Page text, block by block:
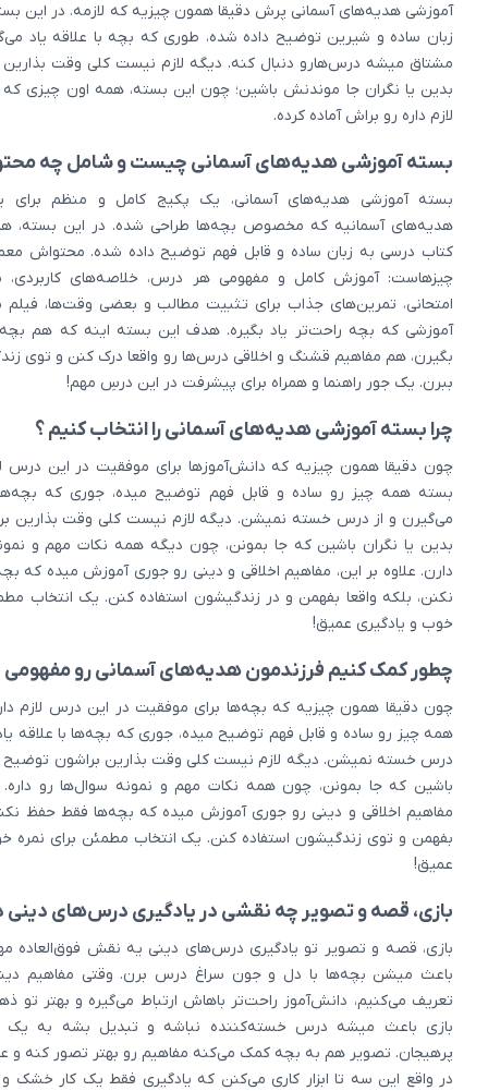
آموزشی هدیه‌های آسمانی پرش دقیقا همون چیزیه که لازمه. در این
زبان ساده و شیرین توضیح داده شده، طوری که بچه با علاقه یاد
مشتاق میشه درس‌هارو دنبال کنه. دیگه لازم نیست کلی وقت
بدین یا نگران جا موندنش باشین؛ چون این بسته، همه اون چیزی
لازم داره رو براش آماده کرده.
بسته آموزشی هدیه‌های آسمانی چیست و شامل چه
بسته آموزشی هدیه‌های آسمانی، یک پکیج کامل و منظم برای
هدیه‌های آسمانیه که مخصوص بچه‌ها طراحی شده. در این بسته،
کتاب درسی به زبان ساده و قابل فهم توضیح داده شده. محتواش
چیزهاست: آموزش کامل و مفهومی هر درس، خلاصه‌های کاربردی،
امتحانی، تمرین‌های جذاب برای تثبیت مطالب و بعضی وقت‌ها، فیلم
آموزشی که بچه راحت‌تر یاد بگیره. هدف این بسته اینه که هم
بگیرن، هم مفاهیم قشنگ و اخلاقی درس‌ها رو واقعا درک کنن و توی
ببرن. یک جور راهنما و همراه برای پیشرفت در این درسِ مهم!
چرا بسته آموزشی هدیه‌های آسمانی را انتخاب کنیم ؟
چون دقیقا همون چیزیه که دانش‌آموزها برای موفقیت در این درس
بسته همه چیز رو ساده و قابل فهم توضیح میده، جوری که بچه‌ها
می‌گیرن و از درس خسته نمیشن. دیگه لازم نیست کلی وقت بذارین
بدین یا نگران باشین که جا بمونن، چون دیگه همه نکات مهم و
دارن. علاوه بر این، مفاهیم اخلاقی و دینی رو جوری آموزش میده که
نکنن، بلکه واقعا بفهمن و در زندگیشون استفاده کنن. یک انتخاب
خوب و یادگیری عمیق!
چطور کمک کنیم فرزندمون هدیه‌های آسمانی رو مفهومی
چون دقیقا همون چیزیه که بچه‌ها برای موفقیت در این درس لازم
همه چیز رو ساده و قابل فهم توضیح میده، جوری که بچه‌ها با علاقه
درس خسته نمیشن. دیگه لازم نیست کلی وقت بذارین براشون توضیح
باشین که جا بمونن، چون همه نکات مهم و نمونه سوال‌ها رو داره.
مفاهیم اخلاقی و دینی رو جوری آموزش میده که بچه‌ها فقط حفظ
بفهمن و توی زندگیشون استفاده کنن. یک انتخاب مطمئن برای نمره
عمیق!
بازی، قصه و تصویر چه نقشی در یادگیری درس‌های دینی
بازی، قصه و تصویر تو یادگیری درس‌های دینی یه نقش فوق‌العاده
باعث میشن بچه‌ها با دل و جون سراغ درس برن. وقتی مفاهیم
تعریف می‌کنیم، دانش‌آموز راحت‌تر باهاش ارتباط می‌گیره و بهتر تو
بازی باعث میشه درس خسته‌کننده نباشه و تبدیل بشه به یک
پرهیجان. تصویر هم به بچه کمک می‌کنه مفاهیم رو بهتر تصور کنه و
در واقع این سه تا ابزار کاری می‌کنن که یادگیری فقط یک کار خشک